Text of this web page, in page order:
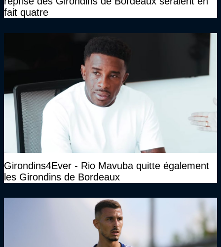
fait quatre
Girondins4Ever - Rio Mavuba quitte également
les Girondins de Bordeaux